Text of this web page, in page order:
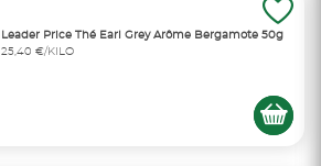
Leader Price Thé Earl Grey Arôme Bergamote 50g
25,40 €/KILO